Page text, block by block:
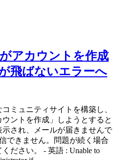
アカウントを作成
飛ばないエラーへ
ミュニティサイトを構築し、
ントを作成」しようとすると
され、メールが届きませんで
できません。問題が続く場合
ださい。 - 英語 : Unable to